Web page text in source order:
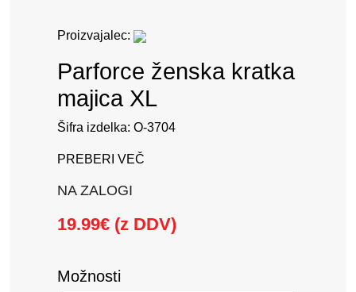
Proizvajalec:
Parforce ženska kratka
majica XL
Šifra izdelka: O-3704
PREBERI VEČ
NA ZALOGI
19.99€ (z DDV)
Možnosti